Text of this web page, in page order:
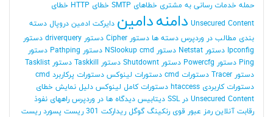
حمله خدمات رسانی به مشتری خطاهای SMTP خطای HTTP
خطای
Unsecured Content دامنهدامین دایرکت ادمین دروپال دسته
بندی مطالب در وردپرس دسته ها دستور Cipher دستور driverquery
دستور
Ipconfig دستور Netstat دستور NSlookup cmd دستور Pathping
دستور
Ping دستور Powercfg دستور Shutdownt دستور Taskkill
دستور Tasklist
دستور Tracer
دستورات cmd دستورات لینوکس دستورات پرکاربرد cmd
دستورات کاربردی htaccess
دستورات کامل لینوکس دلیل نمایش خطای
Unsecured Content در SSL
دیتابیس دیدگاه ها در وردپرس راههای نفوذ
رقابت آنلاین رمز عبور قوی رنکینگ گوگل ریدارکت 301 ریست پسورد ریست